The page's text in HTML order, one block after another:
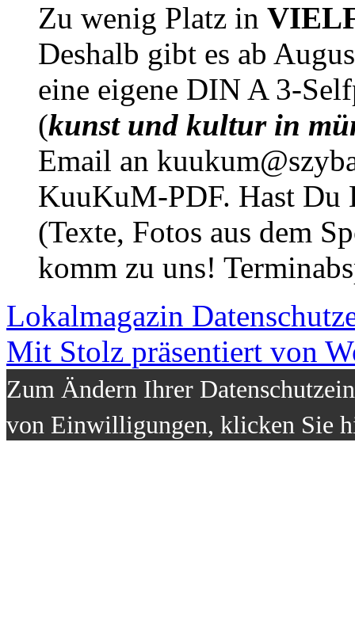
Zu wenig Platz in
Deshalb gibt es ab
eine eigene DIN A 3-
(kunst und kultur in
Email an
KuuKuM-PDF. Hast Du
(Texte, Fotos aus dem
komm zu uns!
Lokalmagazin
Mit Stolz präsentiert von
Zum Ändern Ihrer
von Einwilligungen, klicken Sie